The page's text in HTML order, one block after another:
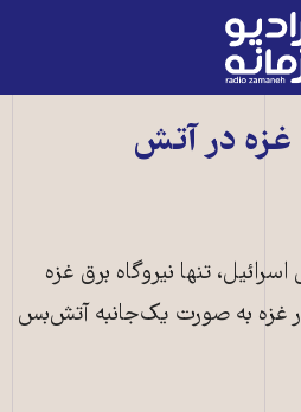
غزه در آتش
تنها نیروگاه برق غزه
غزه به صورت یک‌جانبه آتش‌بس